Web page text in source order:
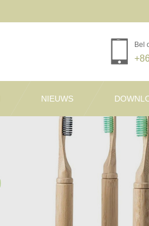
Bel
NIEUWS